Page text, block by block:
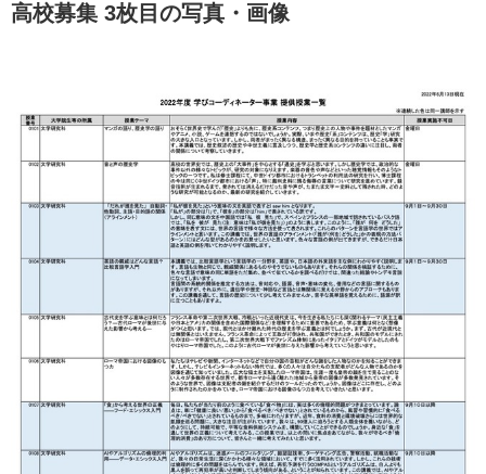
高校募集 3枚目の写真・画像